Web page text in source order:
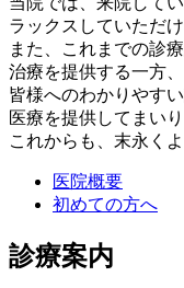
ラックスしていただ
また、これまでの診
治療を提供する一方、
皆様へのわかりやす
医療を提供してまいり
これからも、末永く
医院概要
初めての方へ
診療案内